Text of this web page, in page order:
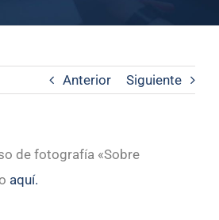
Anterior Siguiente
de fotografía «Sobre
aquí.